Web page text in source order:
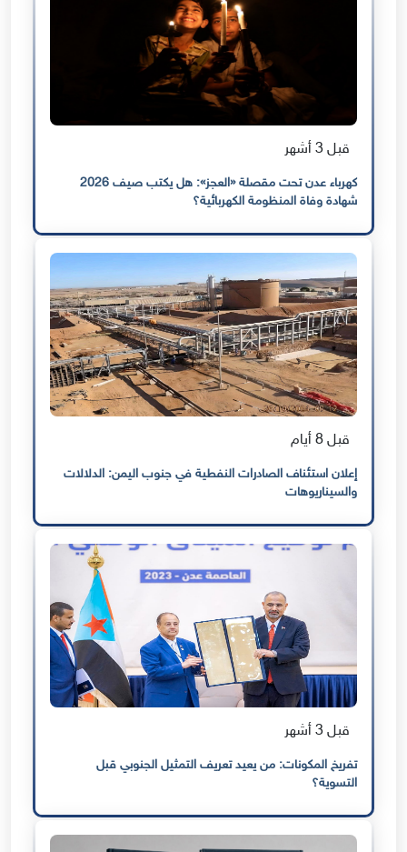
قبل 3 أشهر
كهرباء عدن تحت مقصلة «العجز»: هل يكتب صيف 2026
شهادة وفاة المنظومة الكهربائية؟
قبل 8 أيام
إعلان استئناف الصادرات النفطية في جنوب اليمن: الدلالات
والسيناريوهات
قبل 3 أشهر
تفريخ المكونات: من يعيد تعريف التمثيل الجنوبي قبل
التسوية؟